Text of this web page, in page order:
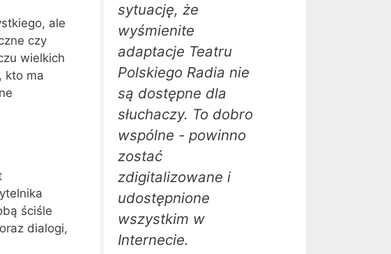
ale
czy
wielkich
kto ma
ściśle
dialogi,
sytuację, że
wyśmienite
adaptacje Teatru
Polskiego Radia nie
są dostępne dla
słuchaczy. To dobro
wspólne - powinno
zostać
zdigitalizowane i
udostępnione
wszystkim w
Internecie.